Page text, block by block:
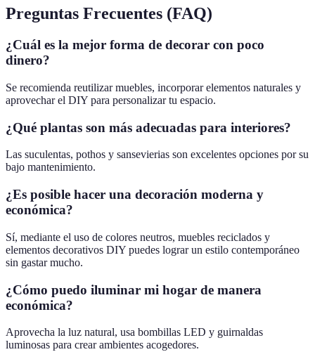
Preguntas Frecuentes (FAQ)
¿Cuál es la mejor forma de decorar con poco
dinero?
Se recomienda reutilizar muebles, incorporar elementos naturales y
aprovechar el DIY para personalizar tu espacio.
¿Qué plantas son más adecuadas para interiores?
Las suculentas, pothos y sansevierias son excelentes opciones por su
bajo mantenimiento.
¿Es posible hacer una decoración moderna y
económica?
Sí, mediante el uso de colores neutros, muebles reciclados y
elementos decorativos DIY puedes lograr un estilo contemporáneo
sin gastar mucho.
¿Cómo puedo iluminar mi hogar de manera
económica?
Aprovecha la luz natural, usa bombillas LED y guirnaldas
luminosas para crear ambientes acogedores.